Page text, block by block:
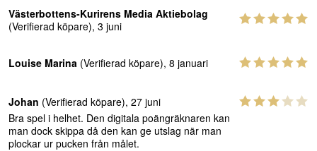
Västerbottens-Kurirens Media Aktiebolag
(Verifierad köpare), 3 juni
Louise Marina (Verifierad köpare), 8 januari
Johan (Verifierad köpare), 27 juni
Bra spel i helhet. Den digitala poängräknaren kan
man dock skippa då den kan ge utslag när man
plockar ur pucken från målet.